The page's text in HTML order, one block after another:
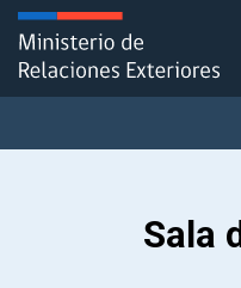
Click acá para ir
Sala